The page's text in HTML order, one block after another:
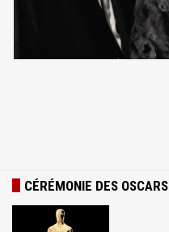
CÉRÉMONIE DES OSCARS